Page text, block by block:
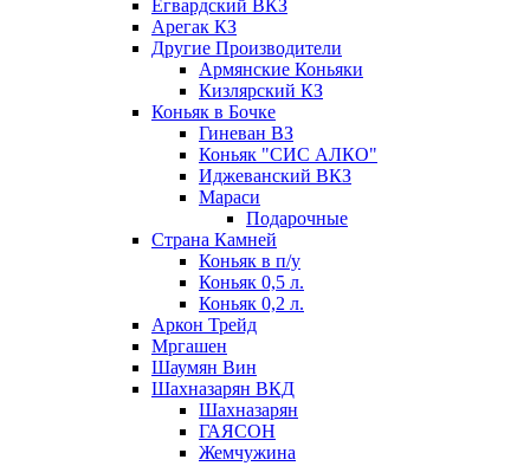
Егвардский ВКЗ
Арегак КЗ
Другие Производители
Армянские Коньяки
Кизлярский КЗ
Коньяк в Бочке
Гиневан ВЗ
Коньяк "СИС АЛКО"
Иджеванский ВКЗ
Мараси
Подарочные
Страна Камней
Коньяк в п/у
Коньяк 0,5 л.
Коньяк 0,2 л.
Аркон Трейд
Мргашен
Шаумян Вин
Шахназарян ВКД
Шахназарян
ГАЯСОН
Жемчужина